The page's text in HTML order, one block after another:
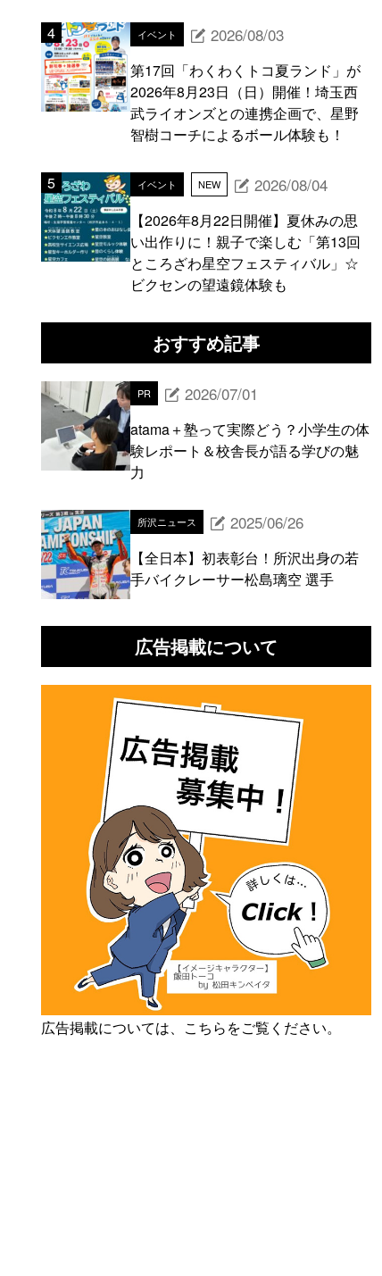
イベント 2026/08/03
第17回「わくわくトコ夏ランド」が
2026年8月23日（日）開催！埼玉西
武ライオンズとの連携企画で、星野
智樹コーチによるボール体験も！
イベント NEW 2026/08/04
【2026年8月22日開催】夏休みの思
い出作りに！親子で楽しむ「第13回
ところざわ星空フェスティバル」☆
ビクセンの望遠鏡体験も
おすすめ記事
PR 2026/07/01
atama＋塾って実際どう？小学生の体
験レポート＆校舎長が語る学びの魅
力
所沢ニュース 2025/06/26
【全日本】初表彰台！所沢出身の若
手バイクレーサー松島璃空 選手
広告掲載について
広告掲載については、こちらをご覧ください。